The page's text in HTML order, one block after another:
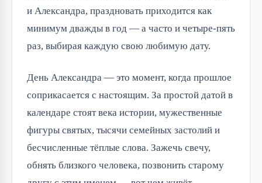
и Александра, праздновать приходится как
минимум дважды в год — а часто и четыре-пять
раз, выбирая каждую свою любимую дату.
День Александра — это момент, когда прошлое
соприкасается с настоящим. За простой датой в
календаре стоят века истории, мужественные
фигуры святых, тысячи семейных застолий и
бесчисленные тёплые слова. Зажечь свечу,
обнять близкого человека, позвонить старому